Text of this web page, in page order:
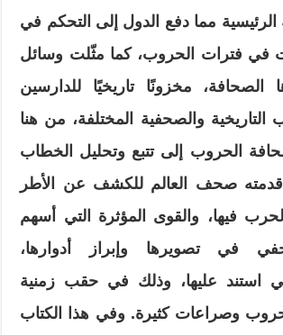
الرئيسية مما دفع الدول إلى التحكم في
في فترات الحروب، كما مثّلت وسائل
الصحافة، مخزونًا تاريخيًا للدارسين
والصحفية المختلفة، من هنا
الحروب إلى تتبع وتحليل الخطاب
قدمته صحف العالم للكشف عن الأطر
فيها، والقوى المؤثرة التي أسهم
في تصويرها وإبراز أدوارها،
استند عليها، وذلك في حقب زمنية
وصراعات كثيرة. وفي هذا الكتاب